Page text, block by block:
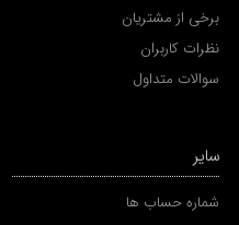
برخی از مشتریان
نظرات کاربران
سوالات متداول
سایر
شماره حساب ها